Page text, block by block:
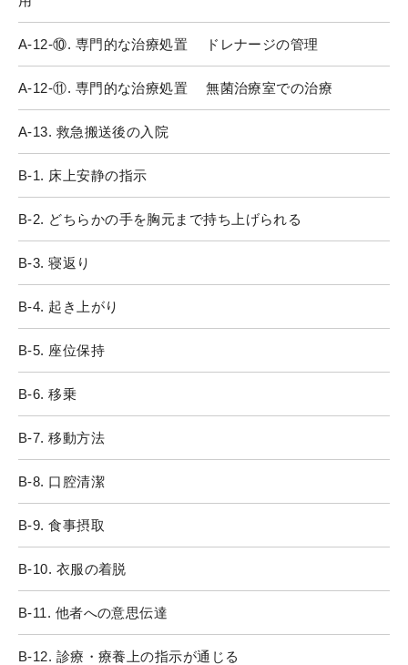
A-12-⑩. 専門的な治療処置 ドレナージの管理
A-12-⑪. 専門的な治療処置 無菌治療室での治療
A-13. 救急搬送後の入院
B-1. 床上安静の指示
B-2. どちらかの手を胸元まで持ち上げられる
B-3. 寝返り
B-4. 起き上がり
B-5. 座位保持
B-6. 移乗
B-7. 移動方法
B-8. 口腔清潔
B-9. 食事摂取
B-10. 衣服の着脱
B-11. 他者への意思伝達
B-12. 診療・療養上の指示が通じる